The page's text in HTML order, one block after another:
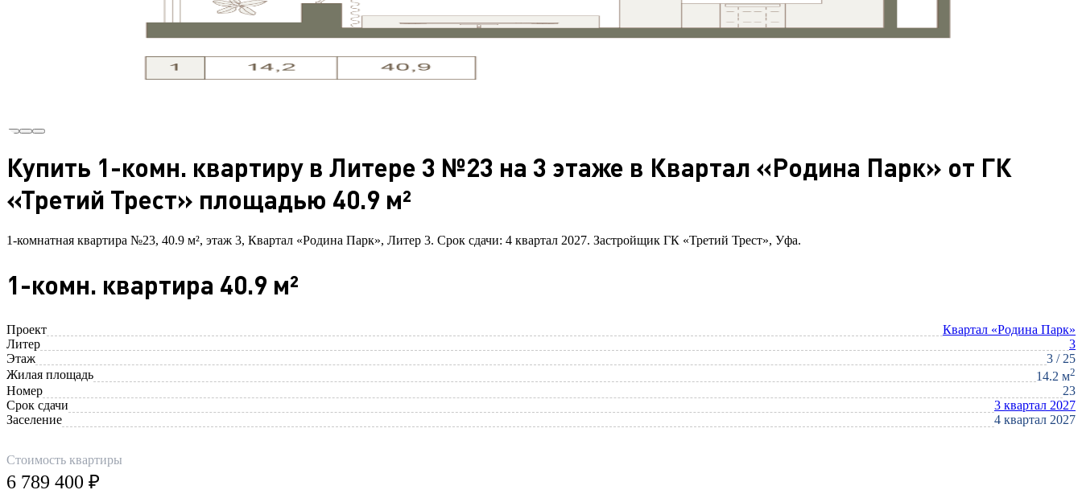
Купить 1-комн. квартиру в Литере 3 №23 на 3 этаже в Квартал «Родина Парк» от ГК
«Третий Трест» площадью 40.9 м²
1-комнатная квартира №23, 40.9 м², этаж 3, Квартал «Родина Парк», Литер 3. Срок сдачи: 4 квартал 2027. Застройщик ГК «Третий Трест», Уфа.
1-комн. квартира 40.9 м²
Проект
Квартал «Родина Парк»
Литер
3
Этаж
3 / 25
Жилая площадь
14.2 м2
Номер
23
Срок сдачи
3 квартал 2027
Заселение
4 квартал 2027
Стоимость квартиры
6 789 400 ₽